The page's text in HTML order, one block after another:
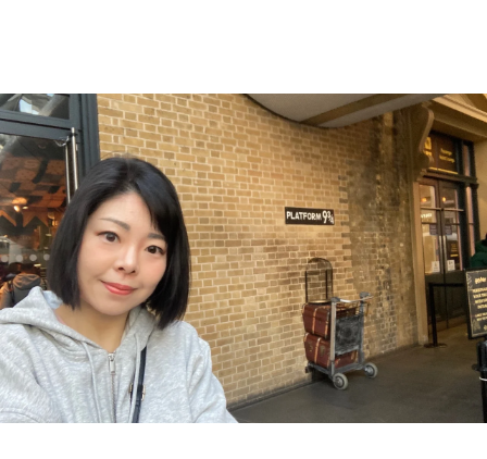
お知らせ
イベント・グッズ
YouTube
会社情報